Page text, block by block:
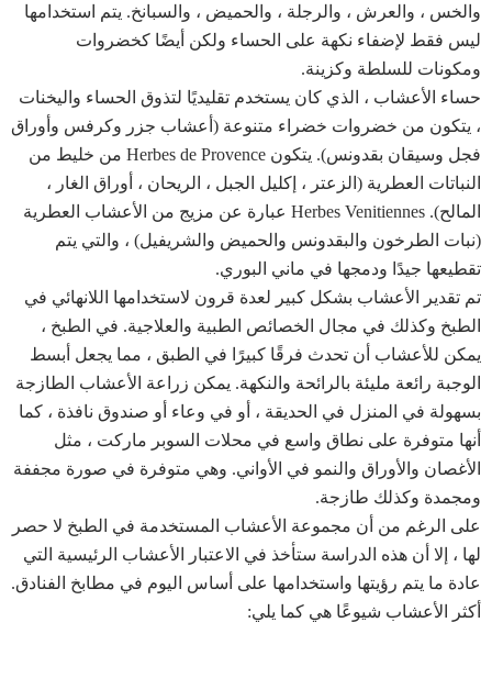
والخس ، والعرش ، والرجلة ، والحميض ، والسبانخ. يتم استخدامها
ليس فقط لإضفاء نكهة على الحساء ولكن أيضًا كخضروات
ومكونات للسلطة وكزينة.
حساء الأعشاب ، الذي كان يستخدم تقليديًا لتذوق الحساء واليخنات
، يتكون من خضروات خضراء متنوعة (أعشاب جزر وكرفس وأوراق
فجل وسيقان بقدونس). يتكون Herbes de Provence من خليط من
النباتات العطرية (الزعتر ، إكليل الجبل ، الريحان ، أوراق الغار ،
المالح). Herbes Venitiennes عبارة عن مزيج من الأعشاب العطرية
(نبات الطرخون والبقدونس والحميض والشريفيل) ، والتي يتم
تقطيعها جيدًا ودمجها في ماني البوري.
تم تقدير الأعشاب بشكل كبير لعدة قرون لاستخدامها اللانهائي في
الطبخ وكذلك في مجال الخصائص الطبية والعلاجية. في الطبخ ،
يمكن للأعشاب أن تحدث فرقًا كبيرًا في الطبق ، مما يجعل أبسط
الوجبة رائعة مليئة بالرائحة والنكهة. يمكن زراعة الأعشاب الطازجة
بسهولة في المنزل في الحديقة ، أو في وعاء أو صندوق نافذة ، كما
أنها متوفرة على نطاق واسع في محلات السوبر ماركت ، مثل
الأغصان والأوراق والنمو في الأواني. وهي متوفرة في صورة مجففة
ومجمدة وكذلك طازجة.
على الرغم من أن مجموعة الأعشاب المستخدمة في الطبخ لا حصر
لها ، إلا أن هذه الدراسة ستأخذ في الاعتبار الأعشاب الرئيسية التي
عادة ما يتم رؤيتها واستخدامها على أساس اليوم في مطابخ الفنادق.
أكثر الأعشاب شيوعًا هي كما يلي: